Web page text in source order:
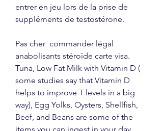
entrer en jeu lors de la prise de
suppléments de testostérone.
Pas cher  commander légal
anabolisants stéroïde carte visa.
Tuna, Low Fat Milk with Vitamin D (
some studies say that Vitamin D
helps to improve T levels in a big
way), Egg Yolks, Oysters, Shellfish,
Beef, and Beans are some of the